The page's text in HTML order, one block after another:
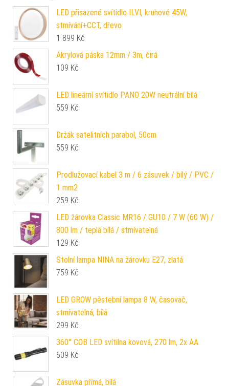
LED přisazené svítidlo ILVI, kruhové 45W,
stmívání+CCT, dřevo
1 899 Kč
Akrylová páska 12mm / 3m, čirá
109 Kč
LED lineární svítidlo PANO 20W neutrální bílá
559 Kč
Držák satelitních parabol, 50cm
559 Kč
Prodlužovací kabel 3 m / 6 zásuvek / bílý / PVC /
1 mm2
259 Kč
LED žárovka Classic MR16 / GU10 / 7 W (60 W) /
800 lm / teplá bílá / stmívatelná
129 Kč
Stolní lampa NINA na žárovku E27, zlatá
759 Kč
LED GROW pěstební lampa 8 W, časovač,
stmívatelná, bílá
299 Kč
360° COB LED svítilna kovová, 270 lm, 2x AA
609 Kč
Zásuvka přímá, bílá